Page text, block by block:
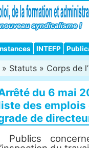
INTEFP
» Statuts » Corps de
du 6 mai
des emplois
de
Publics